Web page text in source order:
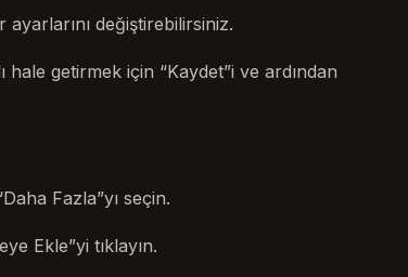
değiştirebilirsiniz.
hale getirmek için “Kaydet”i ve ardından
Fazla”yı seçin.
Ekle”yi tıklayın.